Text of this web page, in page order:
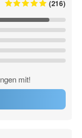
(216)
mit!